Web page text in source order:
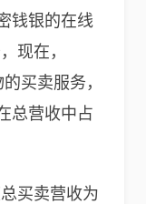
钱银的在线
现在，
买卖服务，
总营收中占
买卖营收为